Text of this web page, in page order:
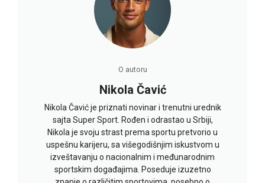
O autoru
Nikola Čavić
Nikola Čavić je priznati novinar i trenutni urednik
sajta Super Sport. Rođen i odrastao u Srbiji,
Nikola je svoju strast prema sportu pretvorio u
uspešnu karijeru, sa višegodišnjim iskustvom u
izveštavanju o nacionalnim i međunarodnim
sportskim događajima. Poseduje izuzetno